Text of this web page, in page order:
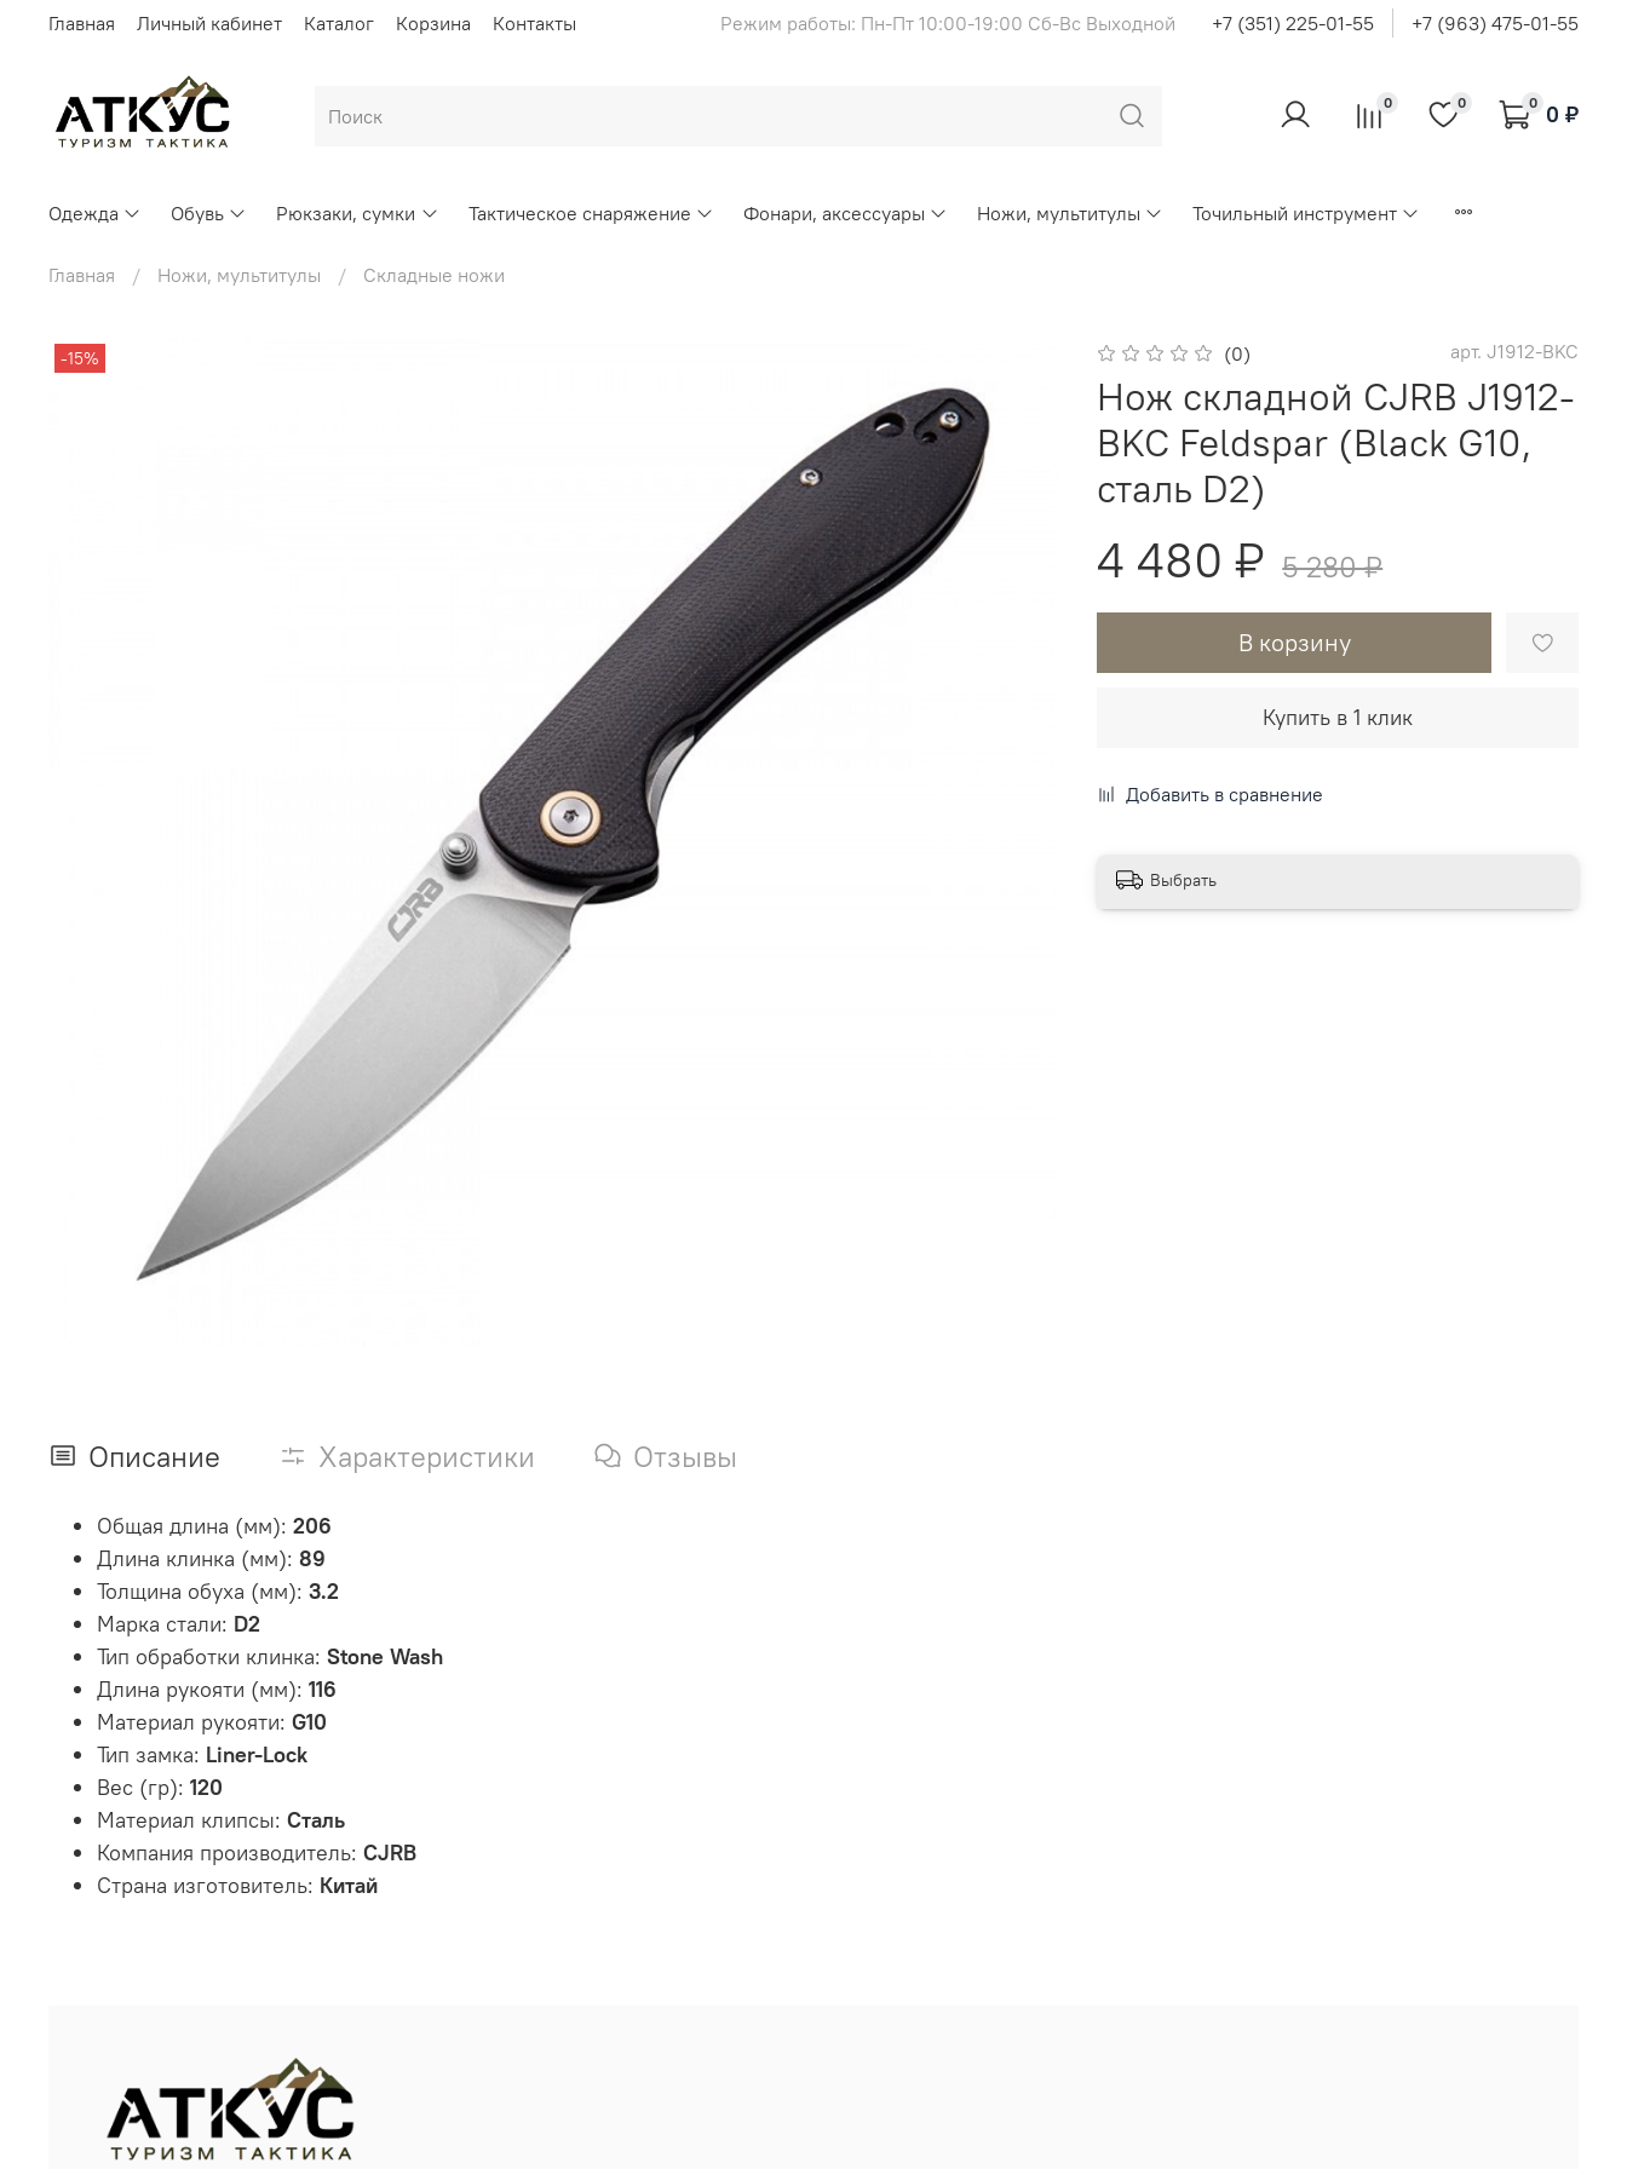
Главная Личный кабинет Каталог Корзина Контакты Режим работы: Пн-Пт 10:00-19:00 Сб-Вс Выходной +7 (351) 225-01-55 +7 (963) 475-01-55
0 0 0 0 ₽
Одежда Обувь Рюкзаки, сумки Тактическое снаряжение Фонари, аксессуары Ножи, мультитулы Точильный инструмент
Главная Ножи, мультитулы Складные ножи
-15% (0) арт. J1912-BKC
Нож складной CJRB J1912-
BKC Feldspar (Black G10,
сталь D2)
4 480 ₽ 5 280 ₽
В корзину
Купить в 1 клик
Добавить в сравнение
Выбрать
Описание Характеристики Отзывы
Общая длина (мм): 206
Длина клинка (мм): 89
Толщина обуха (мм): 3.2
Марка стали: D2
Тип обработки клинка: Stone Wash
Длина рукояти (мм): 116
Материал рукояти: G10
Тип замка: Liner-Lock
Вес (гр): 120
Материал клипсы: Сталь
Компания производитель: CJRB
Страна изготовитель: Китай